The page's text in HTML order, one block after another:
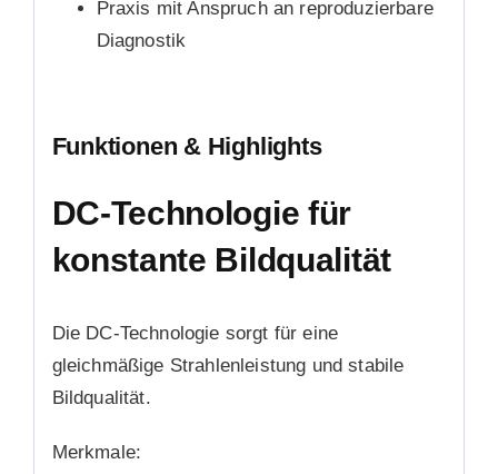
Praxis mit Anspruch an reproduzierbare
Diagnostik
Funktionen & Highlights
DC-Technologie für
konstante Bildqualität
Die DC-Technologie sorgt für eine
gleichmäßige Strahlenleistung und stabile
Bildqualität.
Merkmale: